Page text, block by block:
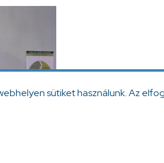
sütiket használunk. Az